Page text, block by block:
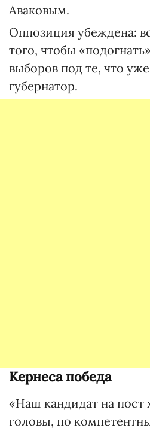
Аваковым.
Оппозиция убеждена:
того, чтобы
выборов под те, что
губернатор.
Кернеса победа
«Наш кандидат на пост
головы, по